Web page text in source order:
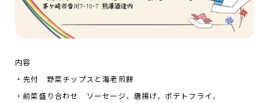
内容
・先付 野菜チップスと海老煎餅
・前菜盛り合わせ ソーセージ、唐揚げ、ポテトフライ、